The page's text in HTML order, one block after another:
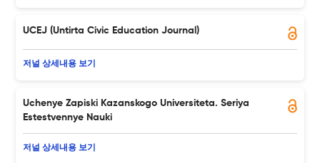
UCEJ (Untirta Civic Education Journal)
저널 상세내용 보기
Uchenye Zapiski Kazanskogo Universiteta. Seriya
Estestvennye Nauki
저널 상세내용 보기